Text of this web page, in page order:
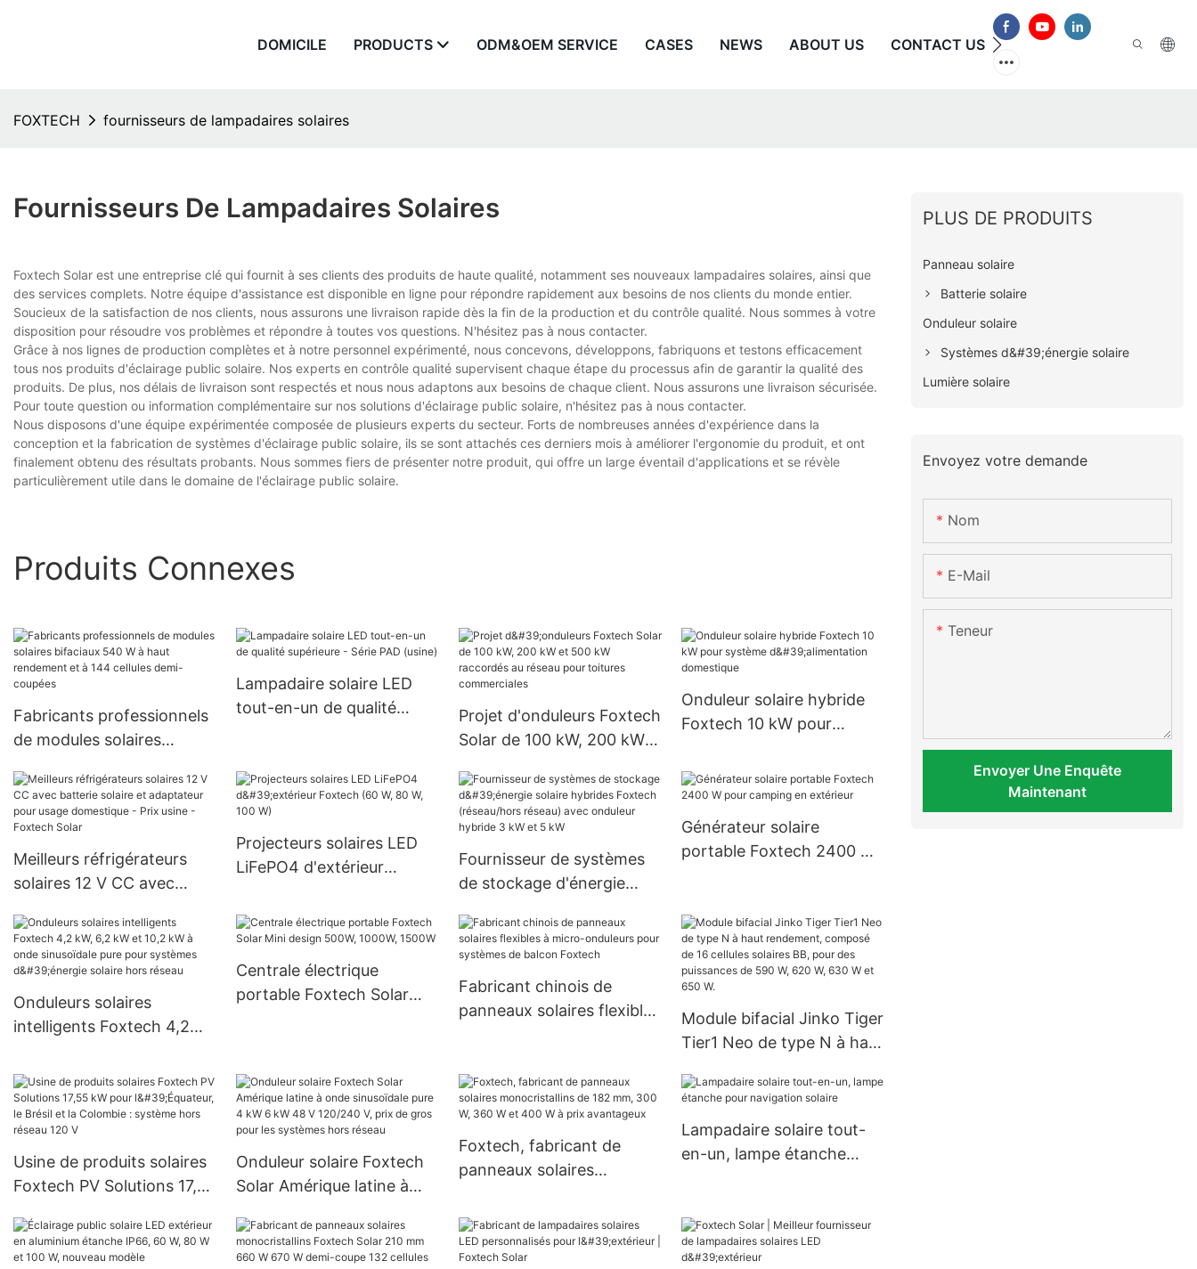
DOMICILE PRODUCTS ODM&OEM SERVICE CASES NEWS ABOUT US CONTACT US FAQ
FOXTECH fournisseurs de lampadaires solaires
Fournisseurs De Lampadaires Solaires
Foxtech Solar est une entreprise clé qui fournit à ses clients des produits de haute qualité, notamment ses nouveaux lampadaires solaires, ainsi que
des services complets. Notre équipe d'assistance est disponible en ligne pour répondre rapidement aux besoins de nos clients du monde entier.
Soucieux de la satisfaction de nos clients, nous assurons une livraison rapide dès la fin de la production et du contrôle qualité. Nous sommes à votre
disposition pour résoudre vos problèmes et répondre à toutes vos questions. N'hésitez pas à nous contacter.
Grâce à nos lignes de production complètes et à notre personnel expérimenté, nous concevons, développons, fabriquons et testons efficacement
tous nos produits d'éclairage public solaire. Nos experts en contrôle qualité supervisent chaque étape du processus afin de garantir la qualité des
produits. De plus, nos délais de livraison sont respectés et nous nous adaptons aux besoins de chaque client. Nous assurons une livraison sécurisée.
Pour toute question ou information complémentaire sur nos solutions d'éclairage public solaire, n'hésitez pas à nous contacter.
Nous disposons d'une équipe expérimentée composée de plusieurs experts du secteur. Forts de nombreuses années d'expérience dans la
conception et la fabrication de systèmes d'éclairage public solaire, ils se sont attachés ces derniers mois à améliorer l'ergonomie du produit, et ont
finalement obtenu des résultats probants. Nous sommes fiers de présenter notre produit, qui offre un large éventail d'applications et se révèle
particulièrement utile dans le domaine de l'éclairage public solaire.
Produits Connexes
Fabricants professionnels
de modules solaires
rendement et à 144
cellules demi-coupées
Lampadaire solaire LED
tout-en-un de qualité
Projet d'onduleurs Foxtech
Solar de 100 kW, 200 kW
réseau pour toitures
commerciales
Onduleur solaire hybride
Foxtech 10 kW pour
domestique
Meilleurs réfrigérateurs
solaires 12 V CC avec
adaptateur pour usage
domestique - Prix usine -
Foxtech Solar
Projecteurs solaires LED
LiFePO4 d'extérieur
W)
Fournisseur de systèmes
de stockage d'énergie
(réseau/hors réseau) avec
onduleur hybride 3 kW et
5 kW
Générateur solaire
portable Foxtech 2400 W
Onduleurs solaires
intelligents Foxtech 4,2
onde sinusoïdale pure pour
systèmes d'énergie solaire
hors réseau
Centrale électrique
portable Foxtech Solar
Fabricant chinois de
panneaux solaires flexibles
Foxtech
Module bifacial Jinko Tiger
Tier1 Neo de type N à haut
16 cellules solaires BB,
590 W, 620 W, 630 W et
650 W.
Usine de produits solaires
Foxtech PV Solutions 17,55
Brésil et la Colombie :
système hors réseau 120 V
Onduleur solaire Foxtech
Solar Amérique latine à
kW 6 kW 48 V 120/240 V,
prix de gros pour les
Foxtech, fabricant de
panneaux solaires
mm, 300 W, 360 W et 400
W à prix avantageux
Lampadaire solaire tout-
en-un, lampe étanche
PLUS DE PRODUITS
Panneau solaire
Batterie solaire
Onduleur solaire
Systèmes d&#39;énergie solaire
Lumière solaire
Envoyez votre demande
Nom
E-Mail
Teneur
Envoyer Une Enquête
Maintenant